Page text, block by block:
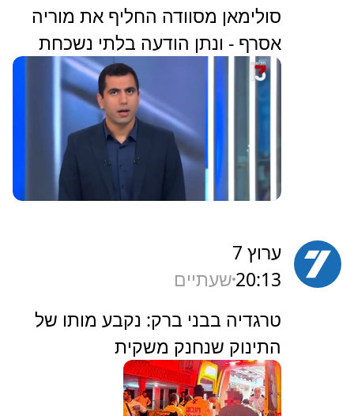
סולימאן מסוודה החליף את מוריה
אסרף - ונתן הודעה בלתי נשכחת
ערוץ 7
20:13שעתיים
‏טרגדיה בבני ברק: נקבע מותו של
התינוק שנחנק משקית